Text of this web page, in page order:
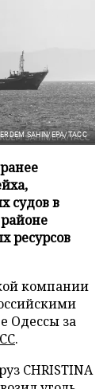
SAHIN/EPA/ТАСС
судов в
ресурсов
компании
Одессы за
.
CHRISTINA